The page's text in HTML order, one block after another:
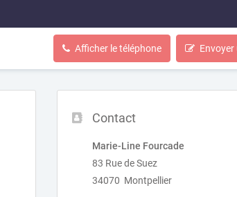
Afficher le téléphone
Contact
Marie-Line Fourcade
83 Rue de Suez
34070 Montpellier